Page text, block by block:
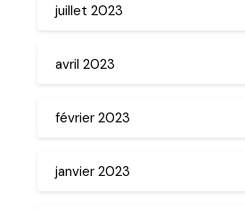
juillet 2023
avril 2023
février 2023
janvier 2023